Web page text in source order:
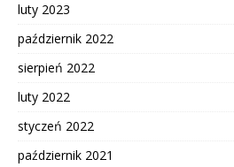
luty 2023
październik 2022
sierpień 2022
luty 2022
styczeń 2022
październik 2021